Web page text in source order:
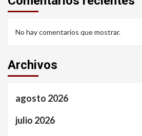
No hay comentarios que mostrar.
Archivos
agosto 2026
julio 2026